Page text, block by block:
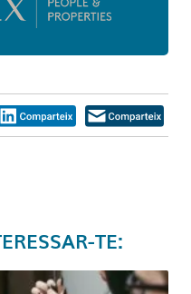
TE: